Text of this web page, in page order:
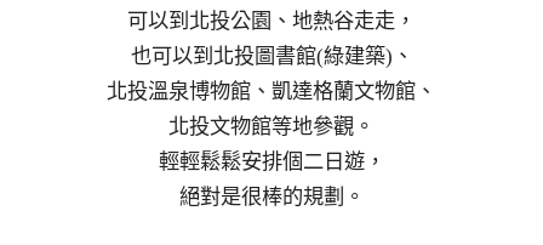
可以到北投公園、地熱谷走走，
也可以到北投圖書館(綠建築)、
北投溫泉博物館、凱達格蘭文物館、
北投文物館等地參觀。
輕輕鬆鬆安排個二日遊，
絕對是很棒的規劃。